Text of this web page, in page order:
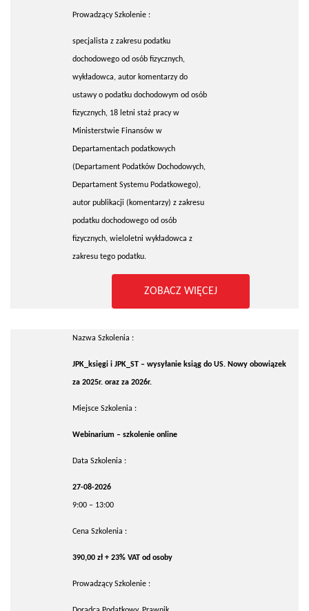
Prowadzący Szkolenie :
specjalista z zakresu podatku
dochodowego od osób fizycznych,
wykładowca, autor komentarzy do
ustawy o podatku dochodowym od osób
fizycznych, 18 letni staż pracy w
Ministerstwie Finansów w
Departamentach podatkowych
(Departament Podatków Dochodowych,
Departament Systemu Podatkowego),
autor publikacji (komentarzy) z zakresu
podatku dochodowego od osób
fizycznych, wieloletni wykładowca z
zakresu tego podatku.
ZOBACZ WIĘCEJ
Nazwa Szkolenia :
JPK_księgi i JPK_ST – wysyłanie ksiąg do US. Nowy obowiązek
za 2025r. oraz za 2026r.
Miejsce Szkolenia :
Webinarium – szkolenie online
Data Szkolenia :
27-08-2026
9:00 – 13:00
Cena Szkolenia :
390,00 zł + 23% VAT od osoby
Prowadzący Szkolenie :